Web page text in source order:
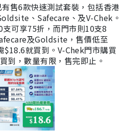
售6款快速測試套裝，包括香港
、Safecare、及V-Chek。
可享75折，而門市則10支8
及Goldsite，售價低至
$18.6就買到。V-Chek門市購買
到，數量有限，售完即止。